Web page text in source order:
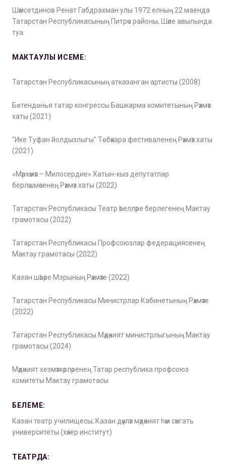
Шәмсетдинов Ренат Габдрахман улы 1972 елның 22 маенда
Татарстан Республикасының Питрәч районы, Шәле авылында
туа.
МАКТАУЛЫ ИСЕМЕ:
Татарстан Республикасының атказанган артисты (2008)
Бөтендөнья татар конгрессы Башкарма комитетының Рәхмәт
хаты (2021)
"Ике Туфан йолдызлыгы" Төбәкара фестиваленең Рәхмәт хаты
(2021)
«Мәрхәмәт – Милосердие» Хатын-кыз депутатлар
берләшмәсенең Рәхмәт хаты (2022)
Татарстан Республикасы Театр әһелләре берлегенең Мактау
грамотасы (2022)
Татарстан Республикасы Профсоюзлар федерациясенең
Мактау грамотасы (2022)
Казан шәһәре Мэрының Рәхмәте (2022)
Татарстан Республикасы Министрлар Кабинетының Рәхмәте
(2022)
Татарстан Республикасы Мәдәният министрлыгының Мактау
грамотасы (2024)
Мәдәният хезмәткәрләренең Татар республика профсоюз
комитеты Мактау грамотасы
БЕЛЕМЕ:
Казан театр училищесы; Казан дәүләт мәдәният һәм сәнгать
университеты (хәзер институт)
ТЕАТРДА: